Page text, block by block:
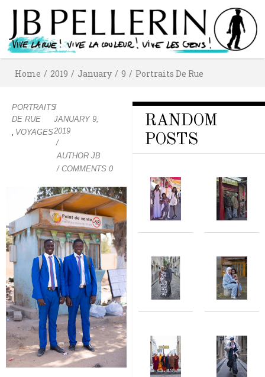
Home / 2019 / January / 9 / Portraits De Rue
PORTRAITS
DE RUE
VOYAGES
/
JANUARY 9,
2019
/
AUTHORJB
/ COMMENTS 0
RANDOM
POSTS